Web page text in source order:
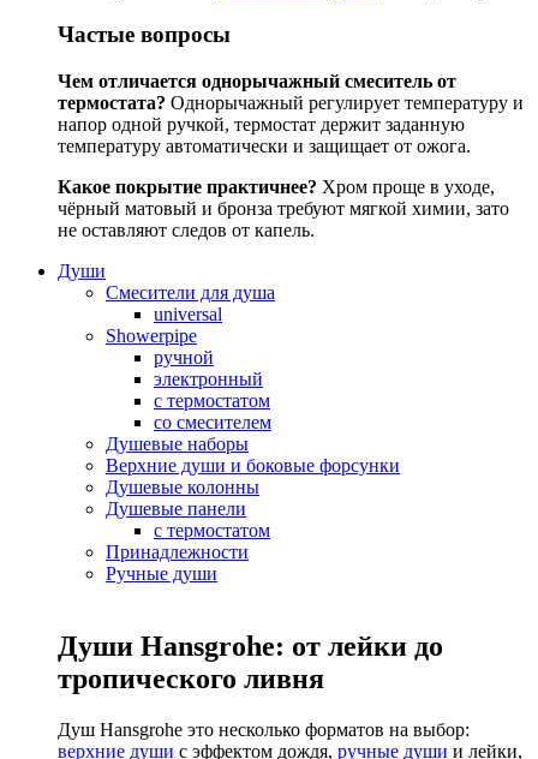
Частые вопросы
Чем отличается однорычажный смеситель от
термостата? Однорычажный регулирует температуру и
напор одной ручкой, термостат держит заданную
температуру автоматически и защищает от ожога.
Какое покрытие практичнее? Хром проще в уходе,
чёрный матовый и бронза требуют мягкой химии, зато
не оставляют следов от капель.
Души
Смесители для душа
universal
Showerpipe
ручной
электронный
с термостатом
со смесителем
Душевые наборы
Верхние души и боковые форсунки
Душевые колонны
Душевые панели
с термостатом
Принадлежности
Ручные души
Души Hansgrohe: от лейки до
тропического ливня
Душ Hansgrohe это несколько форматов на выбор:
верхние души с эффектом дождя, ручные души и лейки,